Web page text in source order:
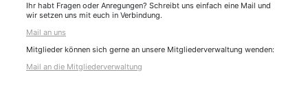
Ihr habt Fragen oder Anregungen? Schreibt uns einfach eine Mail und
wir setzen uns mit euch in Verbindung.
Mail an uns
Mitglieder können sich gerne an unsere Mitgliederverwaltung wenden:
Mail an die Mitgliederverwaltung